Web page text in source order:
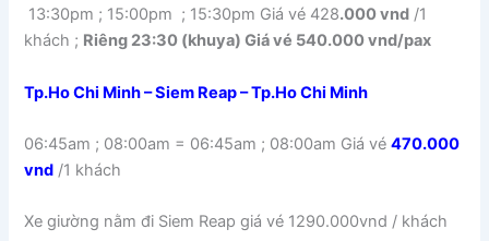
13:30pm ; 15:00pm ; 15:30pm Giá vé 428.000vnd /1
khách ; Riêng 23:30 (khuya) Giá vé 540.000 vnd/pax
Tp.Ho Chi Minh – Siem Reap – Tp.Ho Chi Minh
06:45am ; 08:00am = 06:45am ; 08:00am Giá vé470.000
vnd /1 khách
Xe giường nằm đi Siem Reap giá vé 1290.000vnd / khách